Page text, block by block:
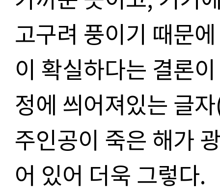
고구려 풍이기 때문
이 확실하다는 결론
정에 씌어져있는 글
주인공이 죽은 해가
어 있어 더욱 그렇다.